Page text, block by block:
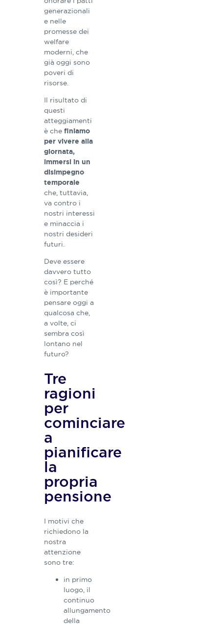
generazionali
e nelle
promesse dei
welfare
moderni, che
già oggi sono
poveri di
risorse.
Il risultato di
questi
atteggiamenti
è che finiamo
per vivere alla
giornata,
immersi in un
disimpegno
temporale
che, tuttavia,
va contro i
nostri interessi
e minaccia i
nostri desideri
futuri.
Deve essere
davvero tutto
così? E perché
è importante
pensare oggi a
qualcosa che,
a volte, ci
sembra così
lontano nel
futuro?
Tre
ragioni
per
cominciare
a
pianificare
la
propria
pensione
I motivi che
richiedono la
nostra
attenzione
sono tre:
in primo
luogo, il
continuo
allungamento
della